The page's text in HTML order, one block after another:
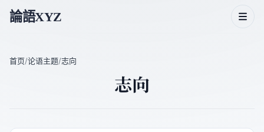
論語XYZ
首页/论语主题/志向
志向